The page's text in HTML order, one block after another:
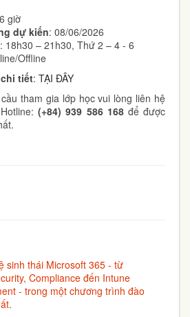
giờ
dự kiến: 08/06/2026
: 18h30 – 21h30, Thứ 2 – 4 - 6
Offline
tiết: TẠI ĐÂY
tham gia lớp học vui lòng liên hệ
(+84) 939 586 168để được
sinh thái Microsoft 365 - từ
Compliance đến Intune
- trong một chương trình đào